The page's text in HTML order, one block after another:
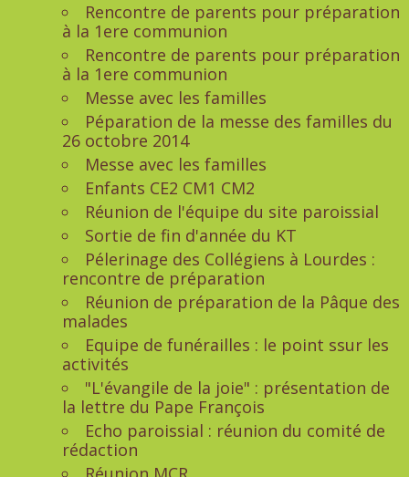
Rencontre de parents pour préparation
à la 1ere communion
Rencontre de parents pour préparation
à la 1ere communion
Messe avec les familles
Péparation de la messe des familles du
26 octobre 2014
Messe avec les familles
Enfants CE2 CM1 CM2
Réunion de l'équipe du site paroissial
Sortie de fin d'année du KT
Pélerinage des Collégiens à Lourdes :
rencontre de préparation
Réunion de préparation de la Pâque des
malades
Equipe de funérailles : le point ssur les
activités
"L'évangile de la joie" : présentation de
la lettre du Pape François
Echo paroissial : réunion du comité de
rédaction